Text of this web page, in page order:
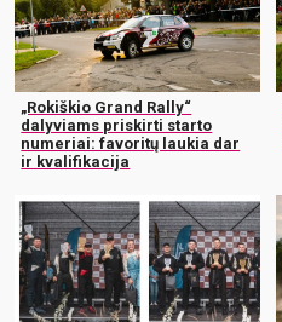
„Rokiškio Grand Rally“
dalyviams priskirti starto
numeriai: favoritų laukia dar
ir kvalifikacija